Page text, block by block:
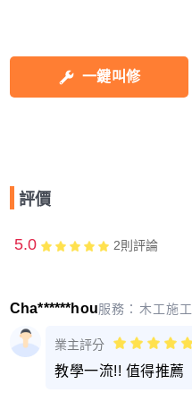
一鍵叫修
評價
5.0 2則評論
Cha******hou服務： 木工施工
業主評分
教學一流!! 值得推薦